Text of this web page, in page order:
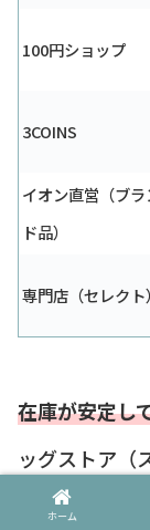
100円ショップ
3COINS
イオン直営（ブラ
ド品）
専門店（セレクト）
在庫が安定し
ッグストア（
れます。
ホーム